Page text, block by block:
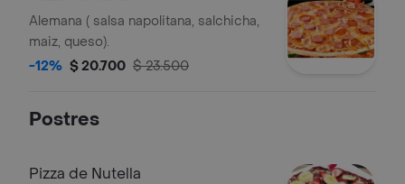
Alemana ( salsa napolitana, salchicha,
maiz, queso).
-12% $ 20.700 $ 23.500
Postres
Pizza de Nutella